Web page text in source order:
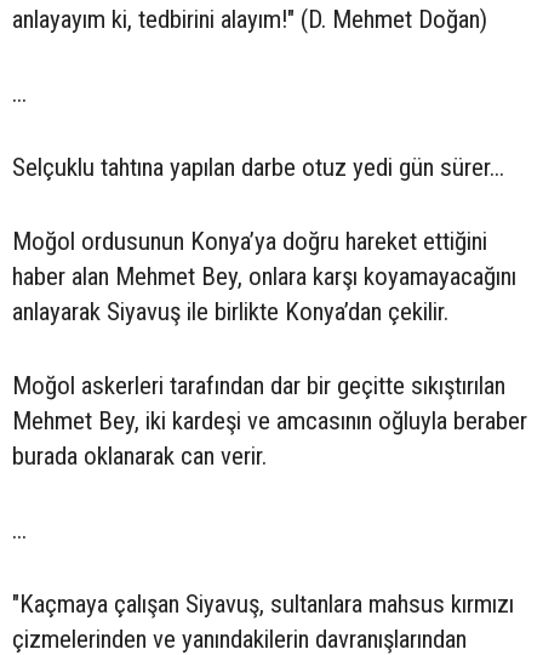
anlayayım ki, tedbirini alayım!" (D. Mehmet Doğan)
...
Selçuklu tahtına yapılan darbe otuz yedi gün sürer...
Moğol ordusunun Konya’ya doğru hareket ettiğini
haber alan Mehmet Bey, onlara karşı koyamayacağını
anlayarak Siyavuş ile birlikte Konya’dan çekilir.
Moğol askerleri tarafından dar bir geçitte sıkıştırılan
Mehmet Bey, iki kardeşi ve amcasının oğluyla beraber
burada oklanarak can verir.
...
"Kaçmaya çalışan Siyavuş, sultanlara mahsus kırmızı
çizmelerinden ve yanındakilerin davranışlarından